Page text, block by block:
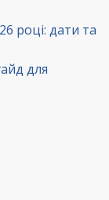
році: дати та
для